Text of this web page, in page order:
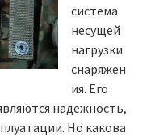
система
несущей
нагрузки
снаряжен
ия. Его
надежность,
Но какова